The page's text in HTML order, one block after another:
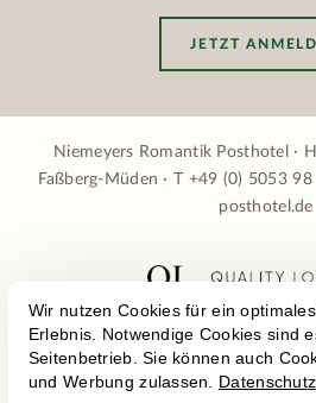
JETZT
Niemeyers Romantik Posthotel ·
Faßberg-Müden · T +49 (0) 5053 98
posthotel.de